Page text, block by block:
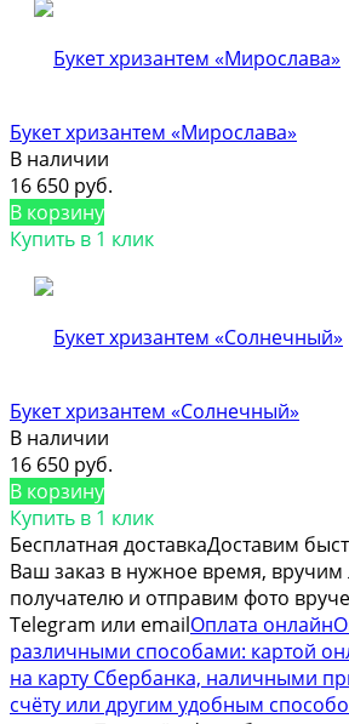
Букет хризантем «Мирослава»
В наличии
16 650 руб.
В корзину
Купить в 1 клик
Букет хризантем «Солнечный»
В наличии
16 650 руб.
В корзину
Купить в 1 клик
Бесплатная доставкаДоставим
Ваш заказ в нужное время, вручим
получателю и отправим фото
Telegram или emailОплата онлайн
различными способами: картой
на карту Сбербанка, наличными
счёту или другим удобным